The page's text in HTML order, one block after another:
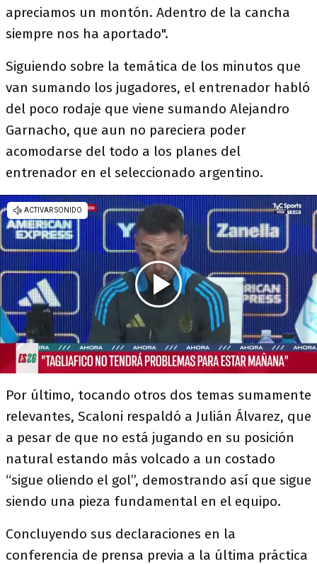
apreciamos un montón. Adentro de la cancha
siempre nos ha aportado".
Siguiendo sobre la temática de los minutos que
van sumando los jugadores, el entrenador habló
del poco rodaje que viene sumando Alejandro
Garnacho, que aun no pareciera poder
acomodarse del todo a los planes del
entrenador en el seleccionado argentino.
Por último, tocando otros dos temas sumamente
relevantes, Scaloni respaldó a Julián Álvarez, que
a pesar de que no está jugando en su posición
natural estando más volcado a un costado
“sigue oliendo el gol”, demostrando así que sigue
siendo una pieza fundamental en el equipo.
Concluyendo sus declaraciones en la
conferencia de prensa previa a la última práctica